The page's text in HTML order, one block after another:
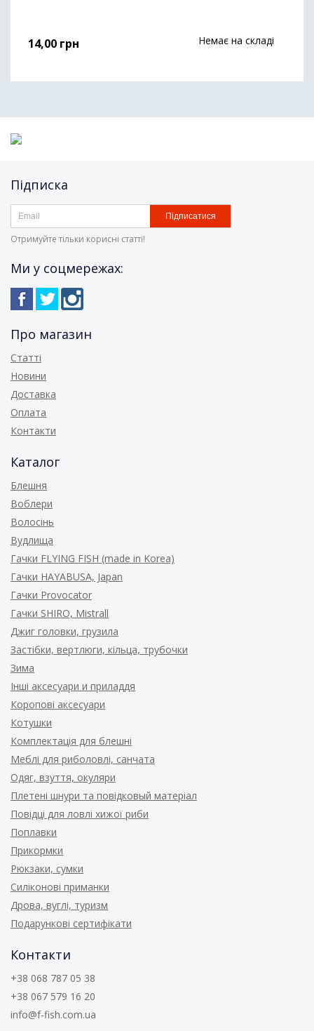
14,00 грн Немає на складі
Підписка
Підписатися
Отримуйте тільки корисні статті!
Ми у соцмережах:
Про магазин
Статті
Новини
Доставка
Оплата
Контакти
Каталог
Блешня
Воблери
Волосінь
Вудлища
Гачки FLYING FISH (made in Korea)
Гачки HAYABUSA, Japan
Гачки Provocator
Гачки SHIRO, Mistrall
Джиг головки, грузила
Застібки, вертлюги, кільца, трубочки
Зима
Інші аксесуари и приладдя
Коропові аксесуари
Котушки
Комплектація для блешні
Меблі для риболовлі, санчата
Одяг, взуття, окуляри
Плетені шнури та повідковый матеріал
Повідці для ловлі хижої риби
Поплавки
Прикормки
Рюкзаки, сумки
Силіконові приманки
Дрова, вуглі, туризм
Подарункові сертифікати
Контакти
+38 068 787 05 38
+38 067 579 16 20
info@f-fish.com.ua